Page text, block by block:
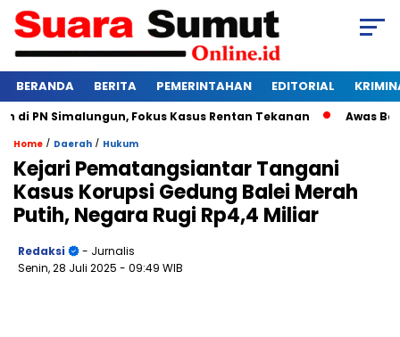
BERANDA BERITA PEMERINTAHAN EDITORIAL
Simalungun, Fokus Kasus Rentan Tekanan Awas
Home / Daerah / Hukum
Kejari Pematangsiantar Tangani
Kasus Korupsi Gedung Balei Merah
Putih, Negara Rugi Rp4,4 Miliar
Redaksi
- Jurnalis
Senin, 28 Juli 2025 - 09:49 WIB